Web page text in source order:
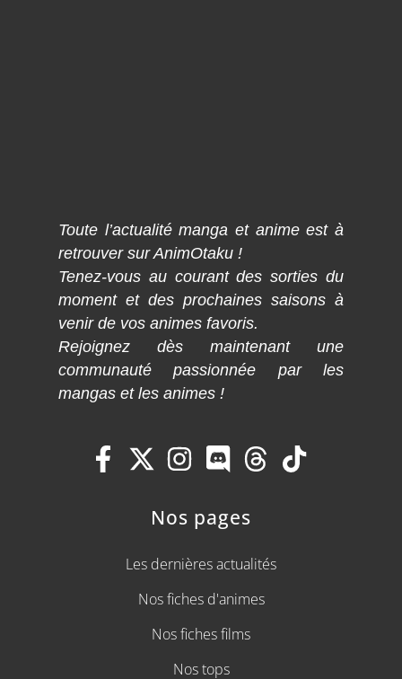
Toute l’actualité manga et anime est à
retrouver sur AnimOtaku !
Tenez-vous au courant des sorties du
moment et des prochaines saisons à
venir de vos animes favoris.
Rejoignez dès maintenant une
communauté passionnée par les
mangas et les animes !
Nos pages
Les dernières actualités
Nos fiches d'animes
Nos fiches films
Nos tops